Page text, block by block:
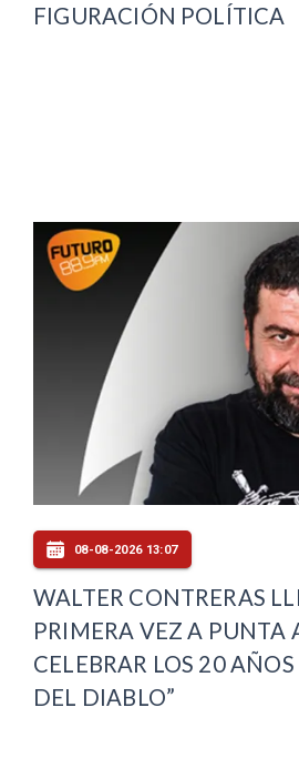
FIGURACIÓN POLÍTICA
08-08-2026 13:07
WALTER CONTRERAS
PRIMERA VEZ A PUNTA
CELEBRAR LOS 20
DEL DIABLO”